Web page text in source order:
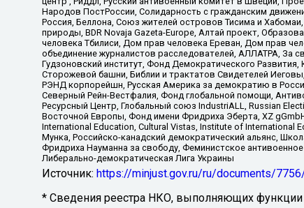
Народов ПостРоссии, Солидарность с гражданским
Россия, Беллона, Союз жителей островов Тисима и
природы, BDR Novaja Gazeta-Europe, Алтай проект,
человека Тбилиси, Дом прав человека Ереван, Дом прав
объединение журналистов расследователей, АЛЛАТРА, За
Гудзоновский институт, Фонд Демократического
Сторожевой башни, Библии и трактатов Свидетелей
РЭНД корпорейшн, Русская Америка за демократию в
Северный Рейн-Вестфалия, Фонд глобальной помощи,
Ресурсный Центр, Глобальный союз IndustriALL, Russian
Восточной Европы, Фонд имени Фридриха Эберта, XZ
International Education, Cultural Vistas, Institute of
Мунка, Российско-канадский демократический альянс,
Фридриха Науманна за свободу, Феминистское
Либерально-демократическая Лига Украины
Источник: https://minjust.gov.ru/ru/documents/
* Сведения реестра НКО, выполняющих функции